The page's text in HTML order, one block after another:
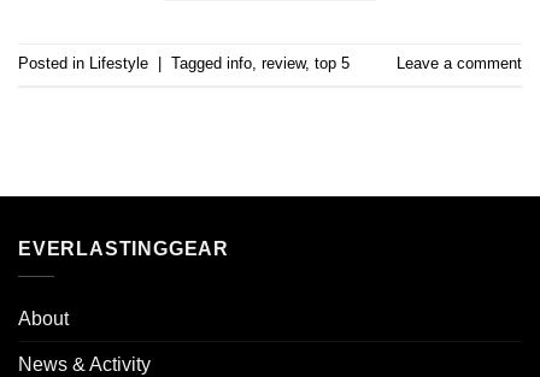
Posted in Lifestyle Tagged info review, top 5 Leave a comment
EVERLASTINGGEAR
About
News & Activity